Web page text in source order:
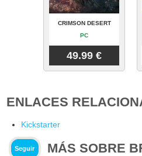
CRIMSON DESERT
PC
49.99 €
ENLACES
Kickstarter
Seguir
MÁS SOBRE